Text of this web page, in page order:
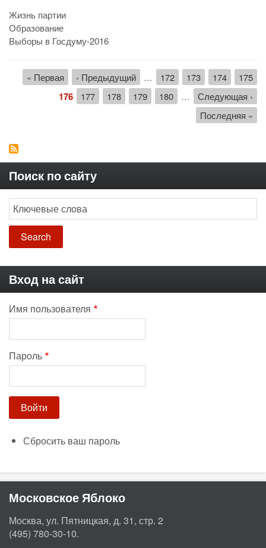
Жизнь партии
Образование
Выборы в Госдуму-2016
Нумерация
страниц
Первая
« Первая ←
‹ Предыдущий … Страница
172 Страница
173 Страница
174 175
Текущая
176 Страница
177 Страница
178 Страница
179 Страница
180 …
Следующая
страница
Следующая ›
Последняя
Последняя »
Поиск по сайту
Search
Вход на сайт
Имя пользователя
Пароль
Сбросить ваш пароль
Московское Яблоко
Москва, ул. Пятницкая, д. 31, стр. 2
(495) 780-30-10.